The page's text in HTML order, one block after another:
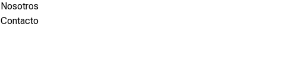
Nosotros
Contacto